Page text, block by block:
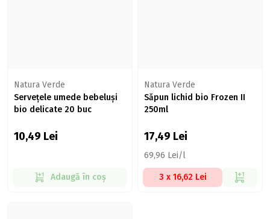
Natura Verde
Servețele umede bebeluși
bio delicate 20 buc
10,49 Lei
Adaugă în coș
Natura Verde
Săpun lichid bio Frozen II
250ml
17,49 Lei
69,96 Lei/l
3 x 16,62 Lei